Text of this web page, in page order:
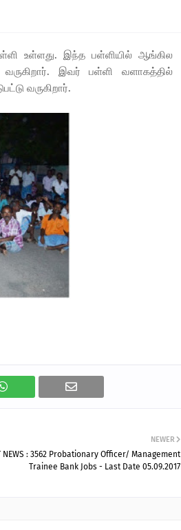
உள்ளது. இந்த பள்ளியில் ஆங்கில
இவர் பள்ளி வளாகத்தில்
வருகிறார்.
NEWER
NEWS : 3562 Probationary Officer/ Management
Trainee Bank Jobs - Last Date 05.09.2017